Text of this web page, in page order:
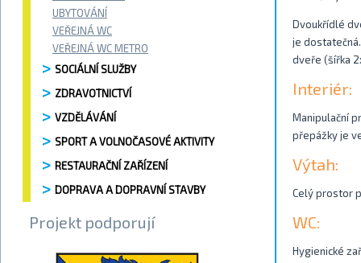
UBYTOVÁNÍ
VEŘEJNÁ WC
VEŘEJNÁ WC METRO
SOCIÁLNÍ SLUŽBY
ZDRAVOTNICTVÍ
VZDĚLÁVÁNÍ
SPORT A VOLNOČASOVÉ AKTIVITY
RESTAURAČNÍ ZAŘÍZENÍ
DOPRAVA A DOPRAVNÍ STAVBY
Projekt podporují
Dvoukřídlé
je
dveře (šířka
Interiér:
Manipulační
přepážky je
Výtah:
Celý prostor
WC:
Hygienické